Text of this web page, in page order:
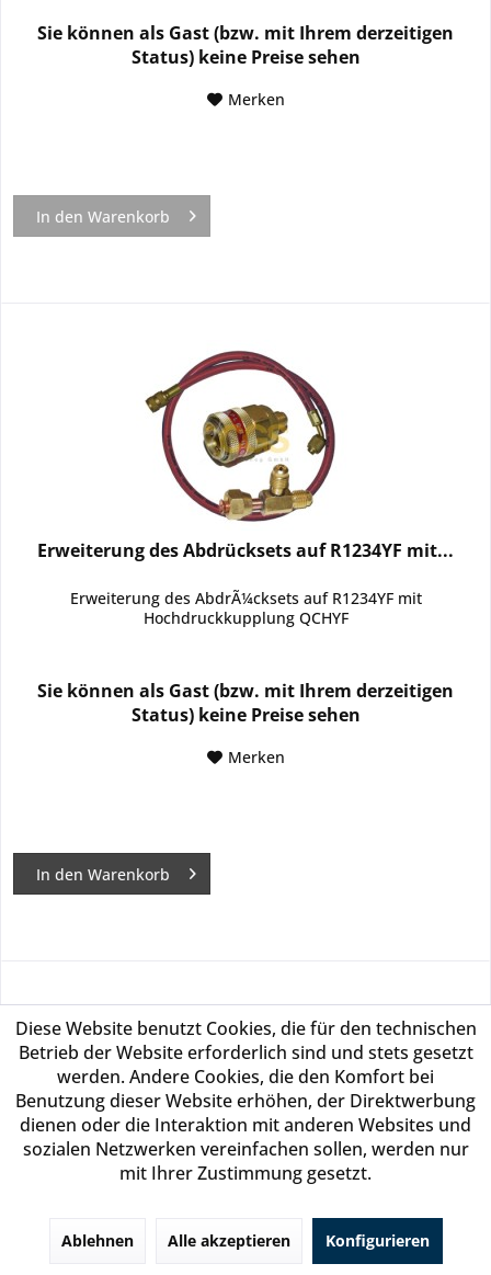
Sie können als Gast (bzw. mit Ihrem derzeitigen
Status) keine Preise sehen
Merken
In den Warenkorb
Erweiterung des Abdrücksets auf R1234YF mit...
Erweiterung des AbdrÃ¼cksets auf R1234YF mit
Hochdruckkupplung QCHYF
Sie können als Gast (bzw. mit Ihrem derzeitigen
Status) keine Preise sehen
Merken
In den Warenkorb
Diese Website benutzt Cookies, die für den technischen
Betrieb der Website erforderlich sind und stets gesetzt
werden. Andere Cookies, die den Komfort bei
Benutzung dieser Website erhöhen, der Direktwerbung
dienen oder die Interaktion mit anderen Websites und
sozialen Netzwerken vereinfachen sollen, werden nur
mit Ihrer Zustimmung gesetzt.
Ablehnen Alle akzeptieren Konfigurieren